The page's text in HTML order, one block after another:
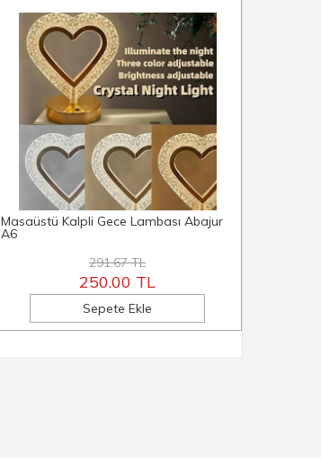
Masaüstü Kalpli Gece Lambası Abajur
A6
291.67 TL
250.00 TL
Sepete Ekle